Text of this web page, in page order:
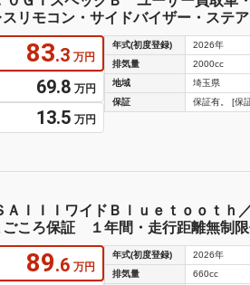
スリモコン・サイドバイザー・ステ
ト・純正１８インチＡＷ・オート
83.3 万円
69.8 万円
13.5 万円
年式(初度登録) 2026年
排気量
2000cc
地域
埼玉県
保証
保証有。 [保
ＩＩＩワイドＢｌｕｅｔｏｏｔｈ
ころ保証 １年間・走行距離無制限
ーナー装備・スマートアシスト装備
89.6 万円
年式(初度登録) 2026年
排気量
660cc